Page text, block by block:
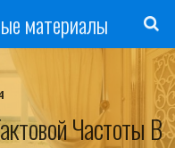
материалы
Частоты В